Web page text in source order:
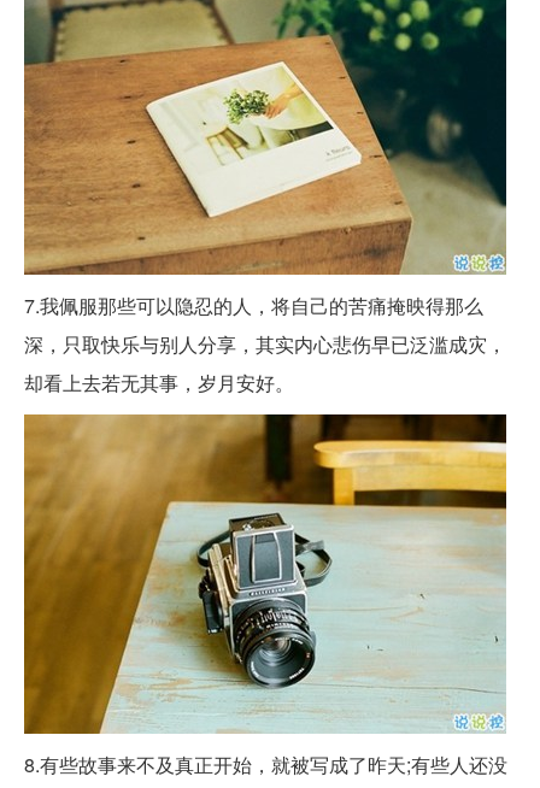
7.我佩服那些可以隐忍的人，将自己的苦痛掩映得那么
深，只取快乐与别人分享，其实内心悲伤早已泛滥成灾，
却看上去若无其事，岁月安好。
8.有些故事来不及真正开始，就被写成了昨天;有些人还没